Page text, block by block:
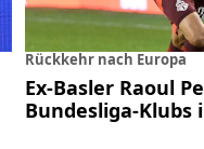
Rückkehr nach Europa
Ex-Basler Raoul
Bundesliga-Klubs